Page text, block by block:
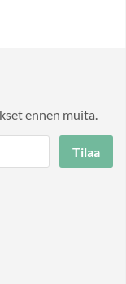
ennen muita.
Tilaa